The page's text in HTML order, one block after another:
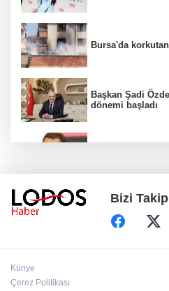
Bursa'da
Başkan Şadi
dönemi başladı
Bakan Gürlek
aydınlatıldı!
Bizi
Künye
Çerez Politikası